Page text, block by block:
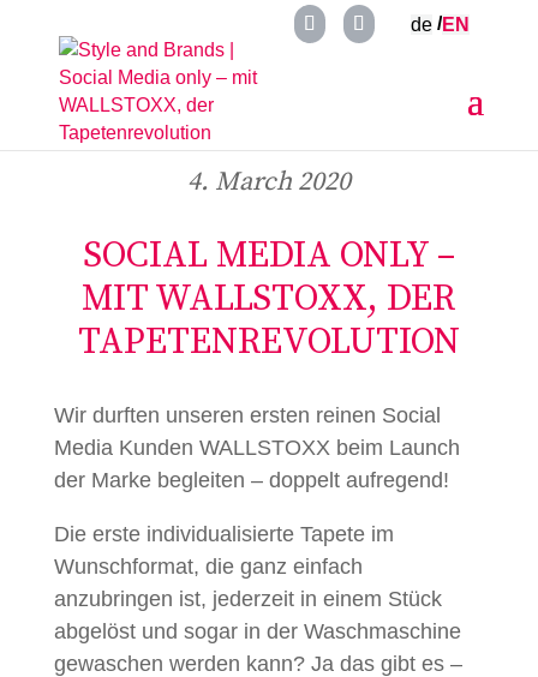
de EN
4. March 2020
SOCIAL MEDIA ONLY –
MIT WALLSTOXX, DER
TAPETENREVOLUTION
Wir durften unseren ersten reinen Social
Media Kunden WALLSTOXX beim Launch
der Marke begleiten – doppelt aufregend!
Die erste individualisierte Tapete im
Wunschformat, die ganz einfach
anzubringen ist, jederzeit in einem Stück
abgelöst und sogar in der Waschmaschine
gewaschen werden kann? Ja das gibt es –